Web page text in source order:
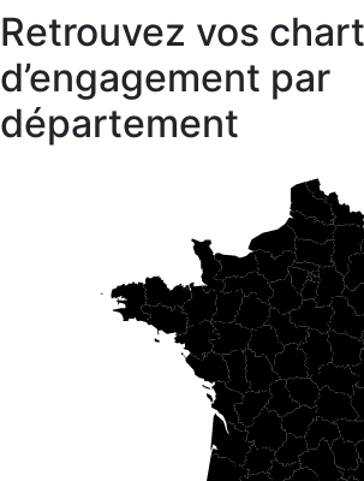
Retrouvez vos
d’engagement par
département